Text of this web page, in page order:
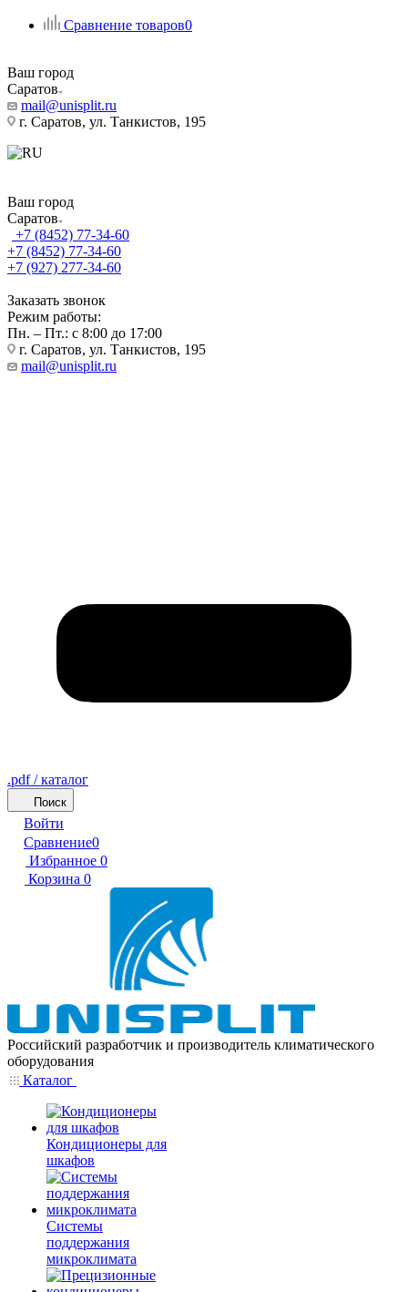
Сравнение товаров0
Ваш город
Саратов
mail@unisplit.ru
г. Саратов, ул. Танкистов, 195
Ваш город
Саратов
+7 (8452) 77-34-60
+7 (8452) 77-34-60
+7 (927) 277-34-60
Заказать звонок
Режим работы:
Пн. – Пт.: с 8:00 до 17:00
г. Саратов, ул. Танкистов, 195
mail@unisplit.ru
.pdf / каталог
Поиск
Войти
Сравнение0
Избранное 0
Корзина 0
Российский разработчик и производитель климатического
оборудования
Каталог
Кондиционеры для
шкафов
Системы
поддержания
микроклимата